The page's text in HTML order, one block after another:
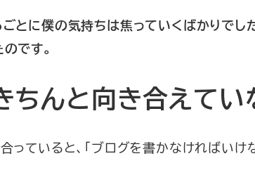
とに僕の気持ちは焦っていくばかりでし
です。
ちんと向き合えて
っていると、「ブログを書かなければい